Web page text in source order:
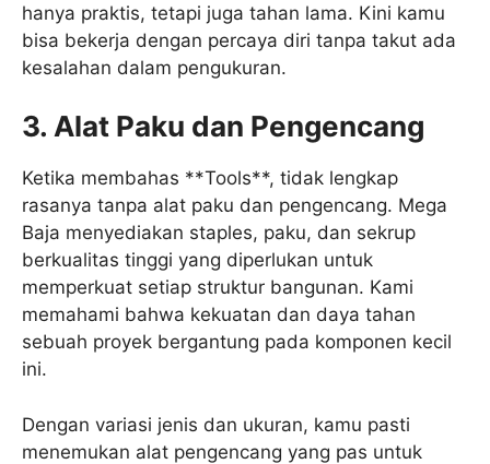
hanya praktis, tetapi juga tahan lama. Kini kamu
bisa bekerja dengan percaya diri tanpa takut ada
kesalahan dalam pengukuran.
3. Alat Paku dan Pengencang
Ketika membahas **Tools**, tidak lengkap
rasanya tanpa alat paku dan pengencang. Mega
Baja menyediakan staples, paku, dan sekrup
berkualitas tinggi yang diperlukan untuk
memperkuat setiap struktur bangunan. Kami
memahami bahwa kekuatan dan daya tahan
sebuah proyek bergantung pada komponen kecil
ini.
Dengan variasi jenis dan ukuran, kamu pasti
menemukan alat pengencang yang pas untuk